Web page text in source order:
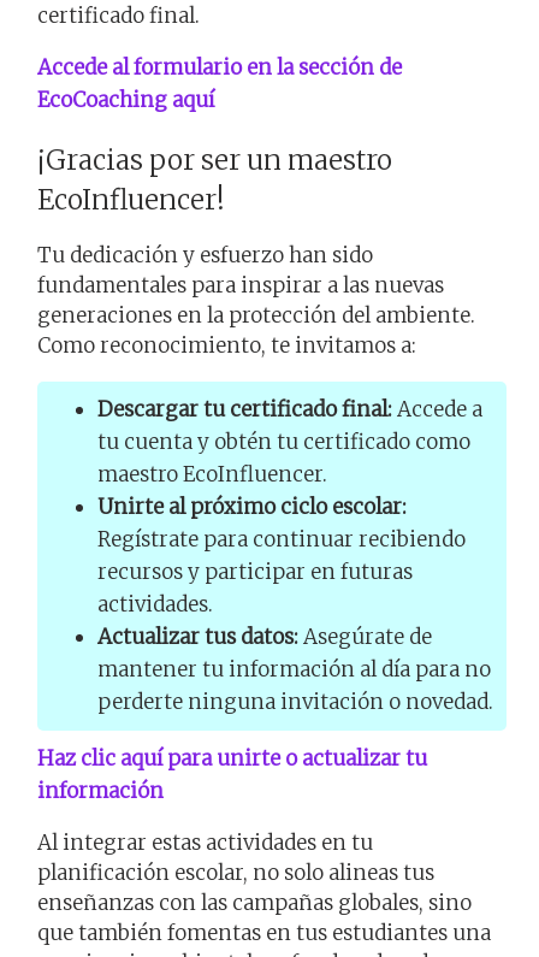
certificado final.
Accede al formulario en la sección de
EcoCoaching aquí
¡Gracias por ser un maestro
EcoInfluencer!
Tu dedicación y esfuerzo han sido
fundamentales para inspirar a las nuevas
generaciones en la protección del ambiente.
Como reconocimiento, te invitamos a:
Descargar tu certificado final:Accede a
tu cuenta y obtén tu certificado como
maestro EcoInfluencer.
Unirte al próximo ciclo escolar:
Regístrate para continuar recibiendo
recursos y participar en futuras
actividades.
Actualizar tus datos:Asegúrate de
mantener tu información al día para no
perderte ninguna invitación o novedad.
Haz clic aquí para unirte o actualizar tu
información
Al integrar estas actividades en tu
planificación escolar, no solo alineas tus
enseñanzas con las campañas globales, sino
que también fomentas en tus estudiantes una